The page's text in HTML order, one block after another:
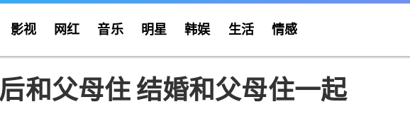
影视 网红 音乐 明星 韩娱 生活 情感
和父母住 结婚和父母住一起